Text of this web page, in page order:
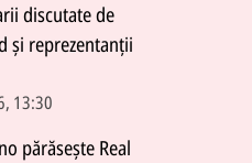
discutate de
și reprezentanții
13:30
părăsește Real